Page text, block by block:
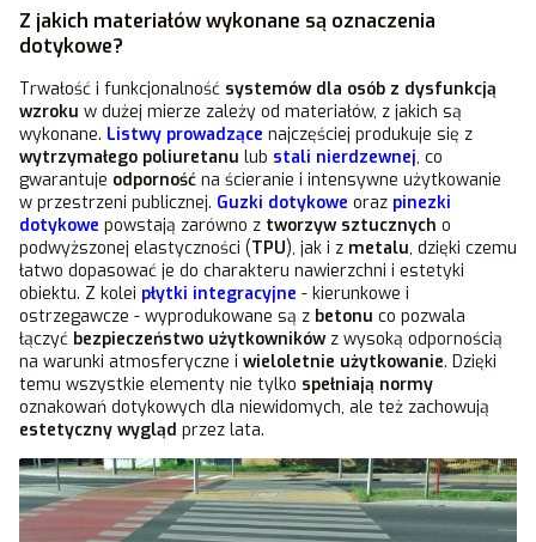
Z jakich materiałów wykonane są oznaczenia
dotykowe?
Trwałość i funkcjonalność systemów dla osób z dysfunkcją
wzroku w dużej mierze zależy od materiałów, z jakich są
wykonane. Listwy prowadzące najczęściej produkuje się z
wytrzymałego poliuretanu lub stali nierdzewnej, co
gwarantuje odporność na ścieranie i intensywne użytkowanie
w przestrzeni publicznej. Guzki dotykowe oraz pinezki
dotykowe powstają zarówno z tworzyw sztucznych o
podwyższonej elastyczności (TPU), jak i z metalu, dzięki czemu
łatwo dopasować je do charakteru nawierzchni i estetyki
obiektu. Z kolei płytki integracyjne - kierunkowe i
ostrzegawcze - wyprodukowane są z betonu co pozwala
łączyć bezpieczeństwo użytkowników z wysoką odpornością
na warunki atmosferyczne i wieloletnie użytkowanie. Dzięki
temu wszystkie elementy nie tylko spełniają normy
oznakowań dotykowych dla niewidomych, ale też zachowują
estetyczny wygląd przez lata.